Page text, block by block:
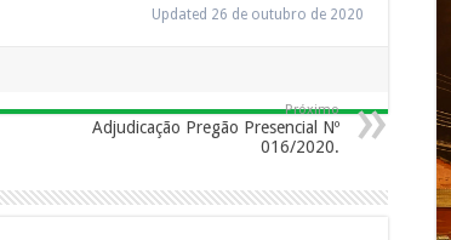
Updated 26 de outubro de 2020
Próximo
Adjudicação Pregão Presencial Nº
016/2020.